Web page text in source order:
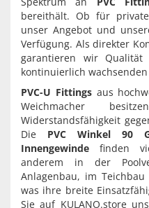
bereithält. Ob für
unser Angebot und
Verfügung. Als direkter
garantieren wir
kontinuierlich
PVC-U Fittingsaus
Weichmacher
Widerstandsfähigkeit
Die PVC Winkel 90
Innengewinde finden
anderem in der
Anlagenbau, im
was ihre breite
Sie auf KULANO.store